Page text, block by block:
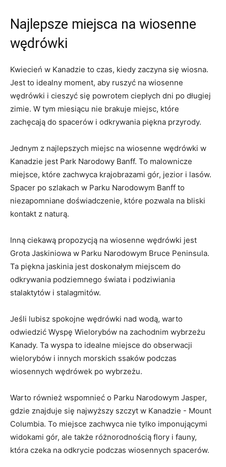
Najlepsze miejsca na wiosenne
wędrówki
Kwiecień w Kanadzie to czas, kiedy zaczyna się wiosna.
Jest to ‍idealny moment, aby ruszyć na wiosenne
wędrówki i cieszyć się powrotem ciepłych dni po długiej
zimie. W tym miesiącu nie brakuje miejsc, które
zachęcają do spacerów i odkrywania‍ piękna przyrody.
Jednym z⁣ najlepszych miejsc na⁣ wiosenne wędrówki‌ w
Kanadzie jest Park Narodowy Banff. To malownicze
miejsce, które zachwyca krajobrazami gór, jezior i lasów.
Spacer po szlakach w Parku Narodowym ‍Banff to
niezapomniane doświadczenie, które⁢ pozwala na bliski
kontakt z ‍naturą.
Inną‍ ciekawą ‍propozycją ⁢na wiosenne wędrówki jest
Grota Jaskiniowa⁣ w Parku Narodowym Bruce Peninsula.
Ta piękna ‌jaskinia jest doskonałym miejscem do
‍odkrywania podziemnego świata i​ podziwiania
stalaktytów⁢ i stalagmitów.
Jeśli ‌lubisz spokojne wędrówki⁢ nad wodą, warto
odwiedzić Wyspę Wielorybów na zachodnim wybrzeżu⁣
Kanady. Ta ⁣wyspa to idealne ⁣miejsce do obserwacji
wielorybów i innych ⁣morskich ssaków‌ podczas
wiosennych wędrówek po wybrzeżu.
Warto również wspomnieć o Parku Narodowym Jasper,
⁣gdzie znajduje się ​najwyższy ‍szczyt w Kanadzie ​- Mount
Columbia. To miejsce⁣ zachwyca nie tylko imponującymi
widokami gór, ale także różnorodnością flory ⁣i fauny,
która czeka na odkrycie podczas wiosennych spacerów.